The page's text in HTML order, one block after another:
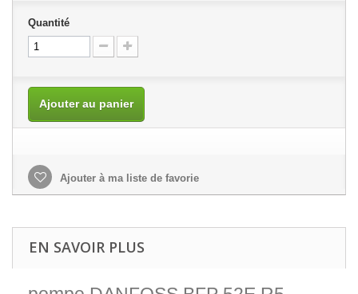
Quantité
Ajouter au panier
Ajouter à ma liste de favorie
EN SAVOIR PLUS